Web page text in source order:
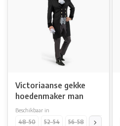
Victoriaanse gekke
hoedenmaker man
Beschikbaar in
48-50
52-54 56-58 60-62